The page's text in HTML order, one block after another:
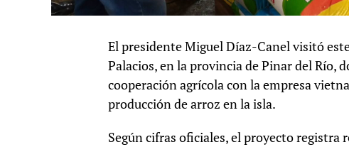
El presidente Miguel Díaz-Canel visitó
Palacios, en la provincia de Pinar del Río,
cooperación agrícola con la empresa
producción de arroz en la isla.
Según cifras oficiales, el proyecto